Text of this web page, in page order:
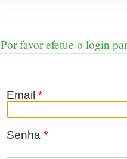
Por favor efetue o login
Email *
Senha *